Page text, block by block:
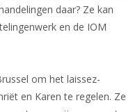
daar? Ze kan
en de IOM
om het laissez-
en Karen te regelen. Ze